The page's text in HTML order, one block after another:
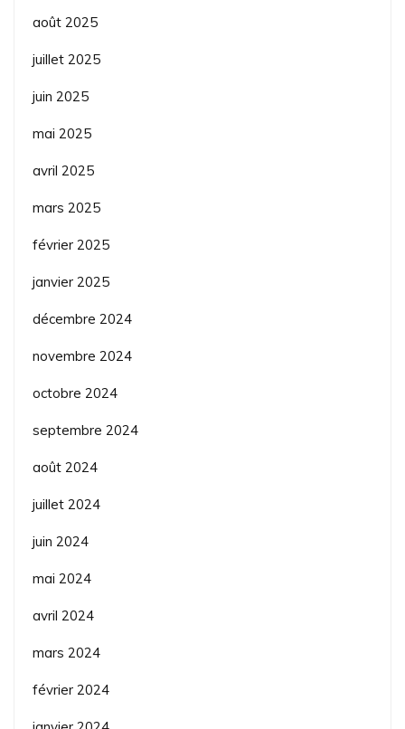
août 2025
juillet 2025
juin 2025
mai 2025
avril 2025
mars 2025
février 2025
janvier 2025
décembre 2024
novembre 2024
octobre 2024
septembre 2024
août 2024
juillet 2024
juin 2024
mai 2024
avril 2024
mars 2024
février 2024